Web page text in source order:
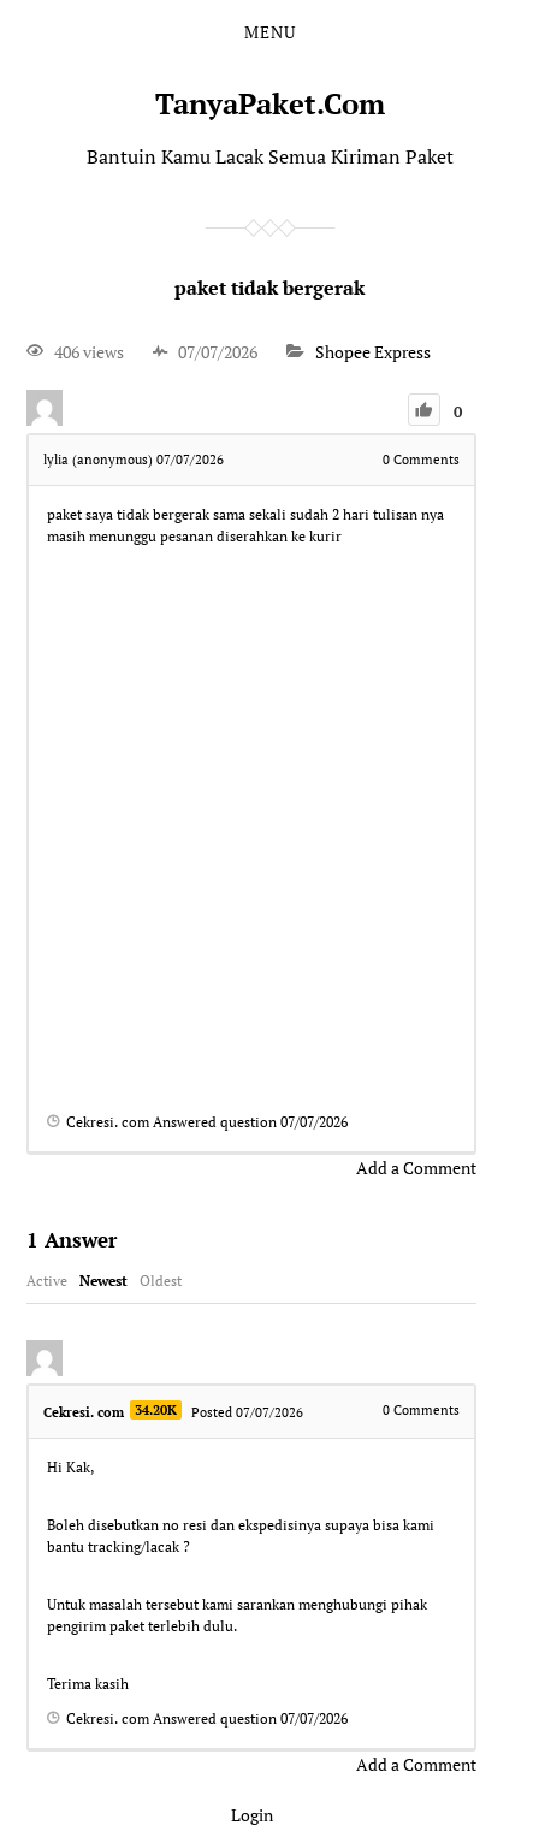
MENU
TanyaPaket.Com
Bantuin Kamu Lacak Semua Kiriman Paket
paket tidak bergerak
406 views 07/07/2026 Shopee Express
0
lylia (anonymous)07/07/2026 0Comments
paket saya tidak bergerak sama sekali sudah 2 hari tulisan nya
masih menunggu pesanan diserahkan ke kurir
Cekresi. com Answered question07/07/2026
Add a Comment
1 Answer
Active Newest Oldest
Cekresi. com 34.20K Posted 07/07/2026 0Comments
Hi Kak,
Boleh disebutkan no resi dan ekspedisinya supaya bisa kami
bantu tracking/lacak ?
Untuk masalah tersebut kami sarankan menghubungi pihak
pengirim paket terlebih dulu.
Terima kasih
Cekresi. com Answered question07/07/2026
Add a Comment
Login